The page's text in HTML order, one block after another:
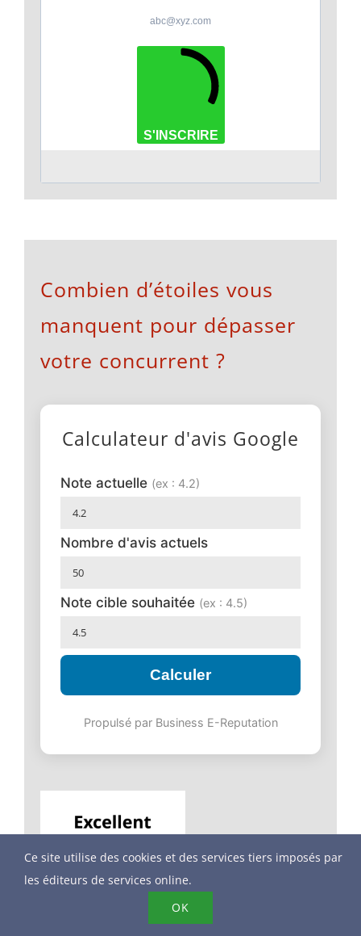
abc@xyz.com
S'INSCRIRE
Combien d’étoiles vous
manquent pour dépasser
votre concurrent ?
Calculateur d'avis Google
Note actuelle (ex : 4.2)
Nombre d'avis actuels
Note cible souhaitée (ex : 4.5)
Calculer
Propulsé par Business E-Reputation
Ce site utilise des cookies et des services tiers imposés par
les éditeurs de services online.
OK